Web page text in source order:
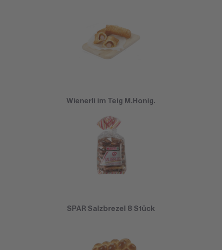
Wienerli im Teig M.Honig.
SPAR Salzbrezel 8 Stück